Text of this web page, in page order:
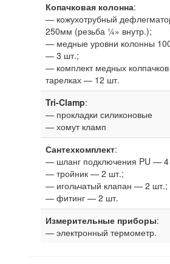
Копачковая колонна:
— кожухотрубный
250мм (резьба ¼» внутр.);
— медные уровни колонны
— 3 шт.;
— комплект медных
тарелках — 12 шт.
Tri-Clamp:
— прокладки силиконовые
— хомут кламп
Сантехкомплект:
— шланг подключения PU — 4
— тройник — 2 шт.;
— игольчатый клапан — 2 шт.;
— фитинг — 2 шт.
Измерительные приборы:
— электронный термометр.